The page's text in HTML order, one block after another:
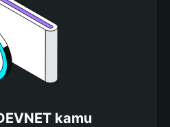
kamu